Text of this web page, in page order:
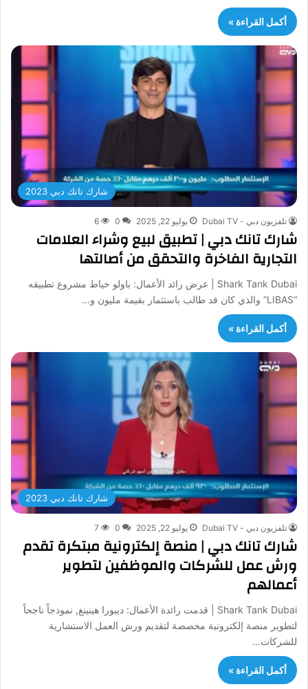
أكمل القراءة »
شارك تانك دبي 2023
تلفزيون دبي - Dubai TV يوليو 22, 2025 0
6
شارك تانك دبي | تطبيق لبيع وشراء العلامات
التجارية الفاخرة والتحقق من أصالتها
Shark Tank Dubai | عرض رائد الأعمال: باولو خياط مشروع تطبيقه
“LIBAS” والذي كان قد طالب باستثمار بقيمة مليون و…
أكمل القراءة »
شارك تانك دبي 2023
تلفزيون دبي - Dubai TV يوليو 22, 2025 0
7
شارك تانك دبي | منصة إلكترونية مبتكرة تقدم
ورش عمل للشركات والموظفين لتطوير
أعمالهم
Shark Tank Dubai | قدمت رائدة الأعمال: ديبورا هينينغ, نموذجاً ناجحاً
لتطوير منصة إلكترونية مخصصة لتقديم ورش العمل الاستشارية
للشركات…
أكمل القراءة »